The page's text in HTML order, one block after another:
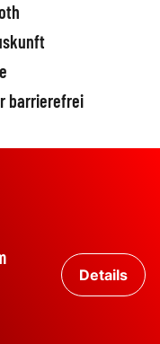
barrierefrei
Details